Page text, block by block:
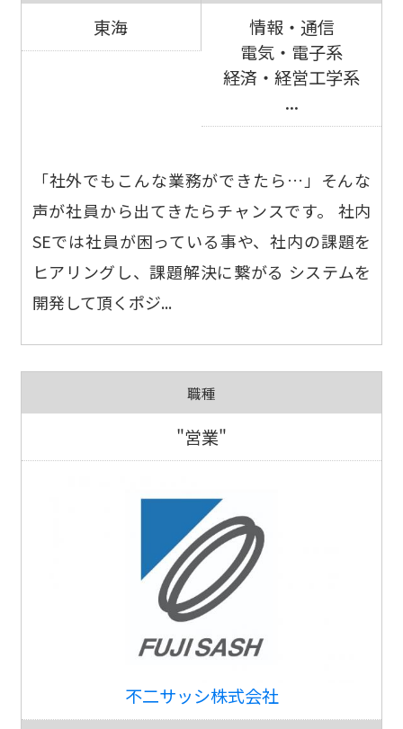
東海
情報・通信
電気・電子系
経済・経営工学系
...
「社外でもこんな業務ができたら…」そんな
声が社員から出てきたらチャンスです。 社内
SEでは社員が困っている事や、社内の課題を
ヒアリングし、課題解決に繋がる システムを
開発して頂くポジ...
職種
"営業"
不二サッシ株式会社